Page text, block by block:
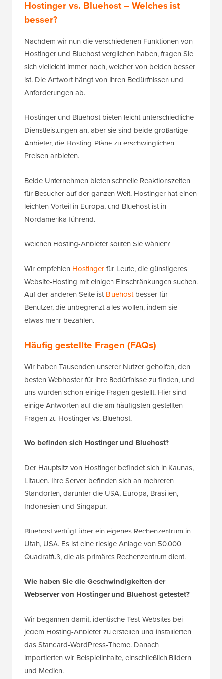
Hostinger vs. Bluehost – Welches ist
besser?
Nachdem wir nun die verschiedenen Funktionen von
Hostinger und Bluehost verglichen haben, fragen Sie
sich vielleicht immer noch, welcher von beiden besser
ist. Die Antwort hängt von Ihren Bedürfnissen und
Anforderungen ab.
Hostinger und Bluehost bieten leicht unterschiedliche
Dienstleistungen an, aber sie sind beide großartige
Anbieter, die Hosting-Pläne zu erschwinglichen
Preisen anbieten.
Beide Unternehmen bieten schnelle Reaktionszeiten
für Besucher auf der ganzen Welt. Hostinger hat einen
leichten Vorteil in Europa, und Bluehost ist in
Nordamerika führend.
Welchen Hosting-Anbieter sollten Sie wählen?
Wir empfehlen Hostingerfür Leute, die günstigeres
Website-Hosting mit einigen Einschränkungen suchen.
Auf der anderen Seite istBluehostbesser für
Benutzer, die unbegrenzt alles wollen, indem sie
etwas mehr bezahlen.
Häufig gestellte Fragen (FAQs)
Wir haben Tausenden unserer Nutzer geholfen, den
besten Webhoster für ihre Bedürfnisse zu finden, und
uns wurden schon einige Fragen gestellt. Hier sind
einige Antworten auf die am häufigsten gestellten
Fragen zu Hostinger vs. Bluehost.
Wo befinden sich Hostinger und Bluehost?
Der Hauptsitz von Hostinger befindet sich in Kaunas,
Litauen. Ihre Server befinden sich an mehreren
Standorten, darunter die USA, Europa, Brasilien,
Indonesien und Singapur.
Bluehost verfügt über ein eigenes Rechenzentrum in
Utah, USA. Es ist eine riesige Anlage von 50.000
Quadratfuß, die als primäres Rechenzentrum dient.
Wie haben Sie die Geschwindigkeiten der
Webserver von Hostinger und Bluehost getestet?
Wir begannen damit, identische Test-Websites bei
jedem Hosting-Anbieter zu erstellen und installierten
das Standard-WordPress-Theme. Danach
importierten wir Beispielinhalte, einschließlich Bildern
und Medien.